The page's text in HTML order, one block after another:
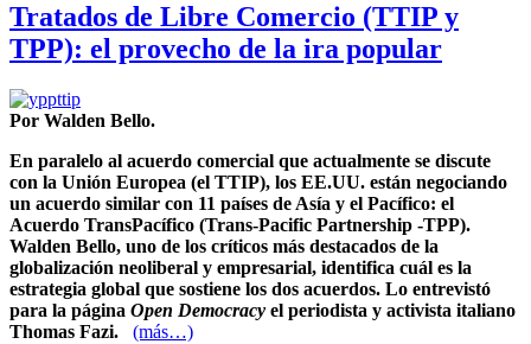
Tratados de Libre Comercio (TTIP y
TPP): el provecho de la ira popular
Por Walden Bello.
En paralelo al acuerdo comercial que actualmente se discute
con la Unión Europea (el TTIP), los EE.UU. están negociando
un acuerdo similar con 11 países de Asía y el Pacífico: el
Acuerdo TransPacífico (Trans-Pacific Partnership -TPP).
Walden Bello, uno de los críticos más destacados de la
globalización neoliberal y empresarial, identifica cuál es la
estrategia global que sostiene los dos acuerdos. Lo entrevistó
para la página Open Democracy el periodista y activista italiano
Thomas Fazi.
(más…)